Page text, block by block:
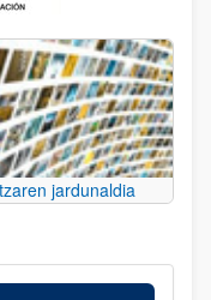
jardunaldia